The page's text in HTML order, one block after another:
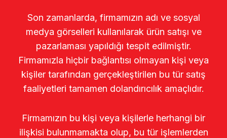
Son zamanlarda, firmamızın adı ve sosyal
medya görselleri kullanılarak ürün satışı ve
pazarlaması yapıldığı tespit edilmiştir.
Firmamızla hiçbir bağlantısı olmayan kişi veya
kişiler tarafından gerçekleştirilen bu tür satış
faaliyetleri tamamen dolandırıcılık amaçlıdır.
Firmamızın bu kişi veya kişilerle herhangi bir
ilişkisi bulunmamakta olup, bu tür işlemlerden